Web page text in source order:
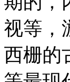
视等，
西栅的